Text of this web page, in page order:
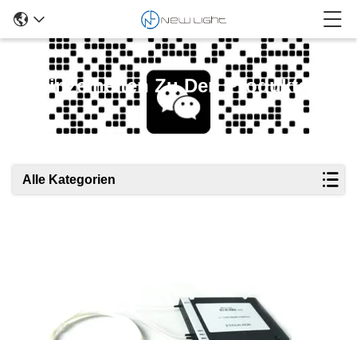
Einzelheiten Zu Den Produkten
Alle Kategorien